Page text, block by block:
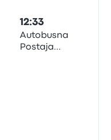
12:33
Autobusna
Postaja